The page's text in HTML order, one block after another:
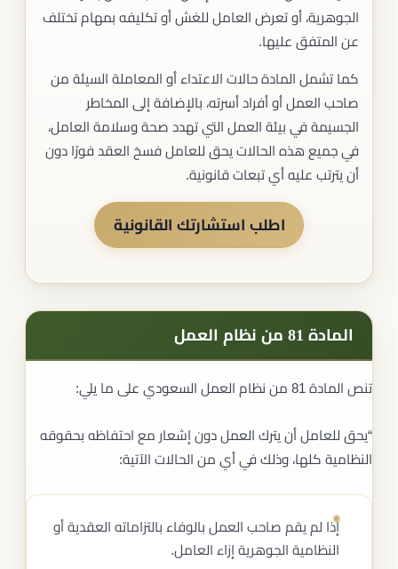
الجوهرية، أو تعرض العامل للغش أو تكليفه بمهام تختلف
عن المتفق عليها.
كما تشمل المادة حالات الاعتداء أو المعاملة السيئة من
صاحب العمل أو أفراد أسرته، بالإضافة إلى المخاطر
الجسيمة في بيئة العمل التي تهدد صحة وسلامة العامل،
في جميع هذه الحالات يحق للعامل فسخ العقد فورًا دون
أن يترتب عليه أي تبعات قانونية.
اطلب استشارتك القانونية
المادة 81 من نظام العمل
تنص المادة 81 من نظام العمل السعودي على ما يلي:
“يحق للعامل أن يترك العمل دون إشعار مع احتفاظه بحقوقه
النظامية كلها، وذلك في أي من الحالات الآتية:
إذا لم يقم صاحب العمل بالوفاء بالتزاماته العقدية أو
النظامية الجوهرية إزاء العامل.